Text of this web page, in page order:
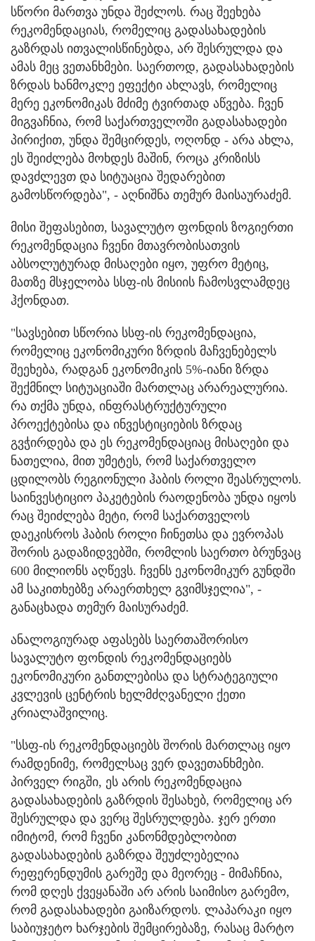
სწორი მართვა უნდა შეძლოს. რაც შეეხება
რეკომენდაციას, რომელიც გადასახადების
გაზრდას ითვალისწინებდა, არ შესრულდა და
ამას მეც ვეთანხმები. საერთოდ, გადასახადების
ზრდას ხანმოკლე ეფექტი ახლავს, რომელიც
მერე ეკონომიკას მძიმე ტვირთად აწვება. ჩვენ
მიგვაჩნია, რომ საქართველოში გადასახადები
პირიქით, უნდა შემცირდეს, ოღონდ - არა ახლა,
ეს შეიძლება მოხდეს მაშინ, როცა კრიზისს
დავძლევთ და სიტუაცია შედარებით
გამოსწორდება", - აღნიშნა თემურ მაისაურაძემ.
მისი შეფასებით, სავალუტო ფონდის ზოგიერთი
რეკომენდაცია ჩვენი მთავრობისათვის
აბსოლუტურად მისაღები იყო, უფრო მეტიც,
მათზე მსჯელობა სსფ-ის მისიის ჩამოსვლამდეც
ჰქონდათ.
"სავსებით სწორია სსფ-ის რეკომენდაცია,
რომელიც ეკონომიკური ზრდის მაჩვენებელს
შეეხება, რადგან ეკონომიკის 5%-იანი ზრდა
შექმნილ სიტუაციაში მართლაც არარეალურია.
რა თქმა უნდა, ინფრასტრუქტურული
პროექტებისა და ინვესტიციების ზრდაც
გვჭირდება და ეს რეკომენდაციაც მისაღები და
ნათელია, მით უმეტეს, რომ საქართველო
ცდილობს რეგიონული ჰაბის როლი შეასრულოს.
საინვესტიციო პაკეტების რაოდენობა უნდა იყოს
რაც შეიძლება მეტი, რომ საქართველოს
დაეკისროს ჰაბის როლი ჩინეთსა და ევროპას
შორის გადაზიდვებში, რომლის საერთო ბრუნვაც
600 მილიონს აღწევს. ჩვენს ეკონომიკურ გუნდში
ამ საკითხებზე არაერთხელ გვიმსჯელია", -
განაცხადა თემურ მაისურაძემ.
ანალოგიურად აფასებს საერთაშორისო
სავალუტო ფონდის რეკომენდაციებს
ეკონომიკური განთლებისა და სტრატეგიული
კვლევის ცენტრის ხელმძღვანელი ქეთი
კრიალაშვილიც.
"სსფ-ის რეკომენდაციებს შორის მართლაც იყო
რამდენიმე, რომელსაც ვერ დავეთანხმები.
პირველ რიგში, ეს არის რეკომენდაცია
გადასახადების გაზრდის შესახებ, რომელიც არ
შესრულდა და ვერც შესრულდება. ჯერ ერთი
იმიტომ, რომ ჩვენი კანონმდებლობით
გადასახადების გაზრდა შეუძლებელია
რეფერენდუმის გარეშე და მეორეც - მიმაჩნია,
რომ დღეს ქვეყანაში არ არის საიმისო გარემო,
რომ გადასახადები გაიზარდოს. ლაპარაკი იყო
საბიუჯეტო ხარჯების შემცირებაზე, რასაც მარტო